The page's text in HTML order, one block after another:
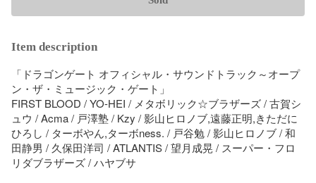
Item description
「ドラゴンゲート オフィシャル・サウンドトラック～オープ
ン・ザ・ミュージック・ゲート」
FIRST BLOOD / YO-HEI / メタボリック☆ブラザーズ / 古賀シ
ュウ / Acma / 戸澤塾 / Kzy / 影山ヒロノブ,遠藤正明,きただに
ひろし / ターボやん,ターボness. / 戸谷勉 / 影山ヒロノブ / 和
田静男 / 久保田洋司 / ATLANTIS / 望月成晃 / スーパー・フロ
リダブラザーズ / ハヤブサ